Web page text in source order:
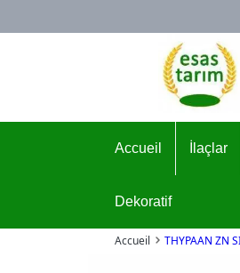
Logo
Accueil İlaçlar
Dekoratif
Accueil THYPAAN ZN